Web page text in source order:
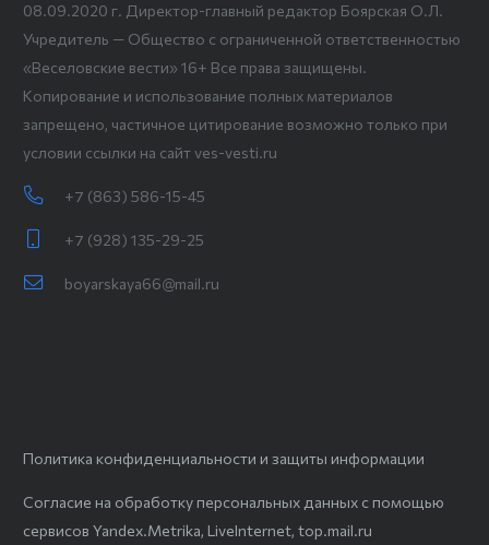
08.09.2020 г. Директор-главный редактор Боярская О.Л.
Учредитель — Общество с ограниченной ответственностью
«Веселовские вести» 16+ Все права защищены.
Копирование и использование полных материалов
запрещено, частичное цитирование возможно только при
условии ссылки на сайт ves-vesti.ru
+7 (863) 586-15-45
+7 (928) 135-29-25
boyarskaya66@mail.ru
Политика конфиденциальности и защиты информации
Согласие на обработку персональных данных с помощью
сервисов Yandex.Metrika, LiveInternet, top.mail.ru